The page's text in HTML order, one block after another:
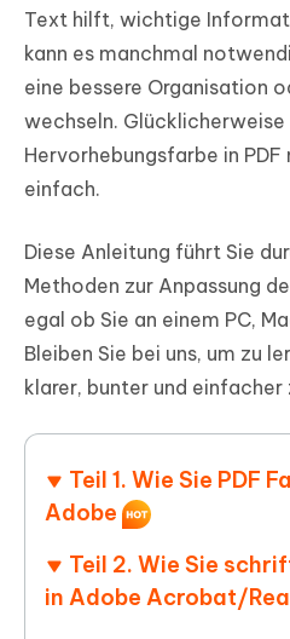
Text hilft, wichtige
kann es manchmal
eine bessere Organisation
wechseln.
Hervorhebungsfarbe in
einfach.
Diese Anleitung führt Sie
Methoden zur Anpassung
egal ob Sie an einem PC,
Bleiben Sie bei uns, um zu
klarer, bunter und
Teil 1. Wie Sie PDF
Adobe
Teil 2. Wie Sie
in Adobe Acrobat/